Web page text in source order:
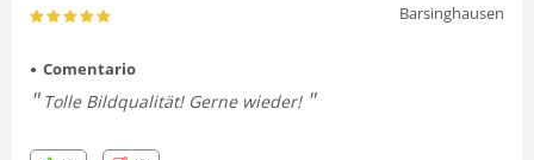
Barsinghausen
Comentario
Tolle Bildqualität! Gerne wieder!